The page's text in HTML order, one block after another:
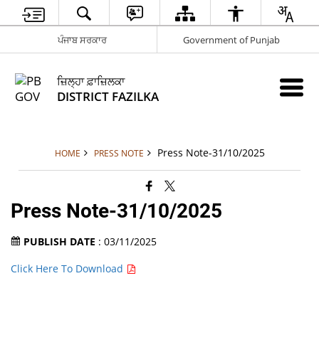
ਪੰਜਾਬ ਸਰਕਾਰ Government of Punjab
ਜ਼ਿਲ੍ਹਾ ਫ਼ਾਜ਼ਿਲਕਾ
DISTRICT FAZILKA
HOME PRESS NOTE Press Note-31/10/2025
Press Note-31/10/2025
PUBLISH DATE : 03/11/2025
Click Here To Download